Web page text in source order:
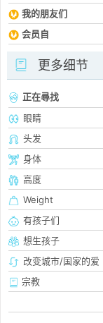
我的朋友们
会员自
更多细节
正在尋找
眼睛
头发
身体
高度
Weight
有孩子们
想生孩子
改变城市/国家的爱
宗教